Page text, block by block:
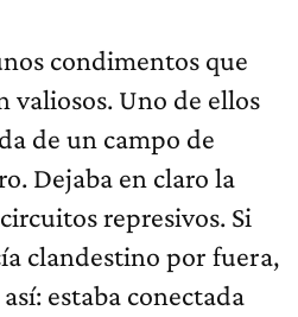
condimentos que
valiosos. Uno de ellos
de un campo de
Dejaba en claro la
represivos. Si
clandestino por fuera,
estaba conectada